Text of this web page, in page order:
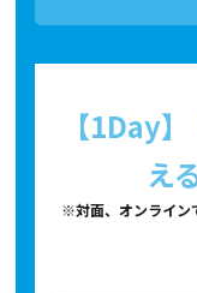
【1Day
え
※対面、オンライン